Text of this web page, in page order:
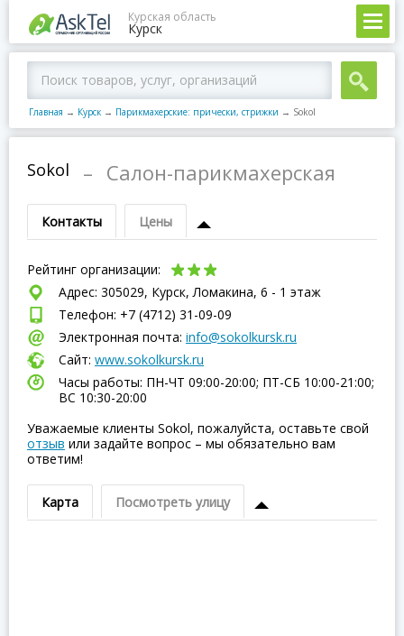
Курская область
Курск
Главная → Курск → Парикмахерские: прически, стрижки → Sokol
Sokol – Салон-парикмахерская
Контакты Цены
Рейтинг организации:
Адрес: 305029, Курск, Ломакина, 6 - 1 этаж
Телефон: +7 (4712) 31-09-09
Электронная почта: info@sokolkursk.ru
Сайт: www.sokolkursk.ru
Часы работы: ПН-ЧТ 09:00-20:00; ПТ-СБ 10:00-21:00;
ВC 10:30-20:00
Уважаемые клиенты Sokol, пожалуйста, оставьте свой
отзыв или задайте вопрос – мы обязательно вам
ответим!
Карта Посмотреть улицу